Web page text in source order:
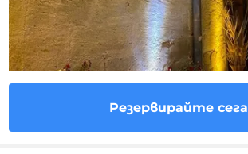
Резервирайте сега